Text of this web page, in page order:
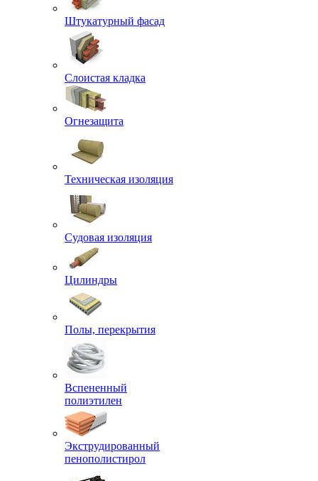
Штукатурный фасад
Слоистая кладка
Огнезащита
Техническая изоляция
Судовая изоляция
Цилиндры
Полы, перекрытия
Вспененный
полиэтилен
Экструдированный
пенополистирол